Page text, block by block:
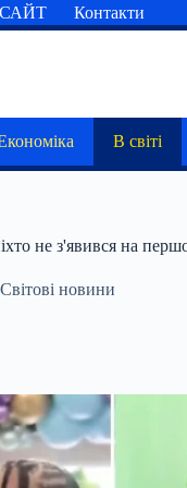
Контакти
В світі
не з'явився на
Світові новини